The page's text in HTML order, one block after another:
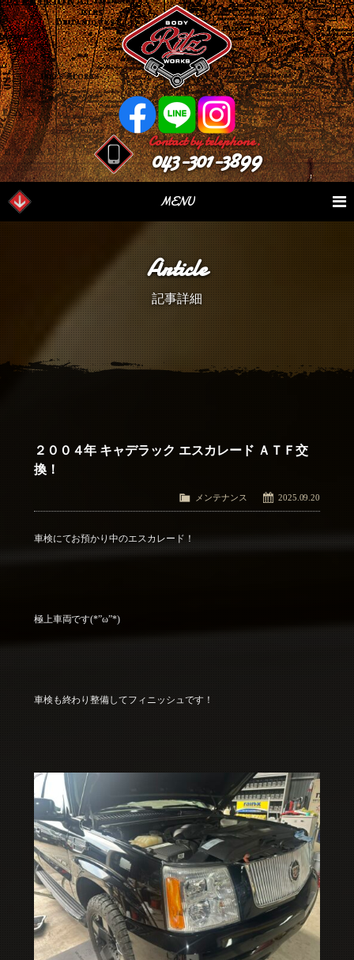
Contact by telephone.
043-301-3899
MENU
Our Serivce
Parts Sales 作業日誌
つぶやき
Article
記事詳細
２００４年 キャデラック エスカレード ＡＴＦ交
換！
2025.09.20
メンテナンス
車検にてお預かり中のエスカレード！
極上車両です(*”ω”*)
車検も終わり整備してフィニッシュです！